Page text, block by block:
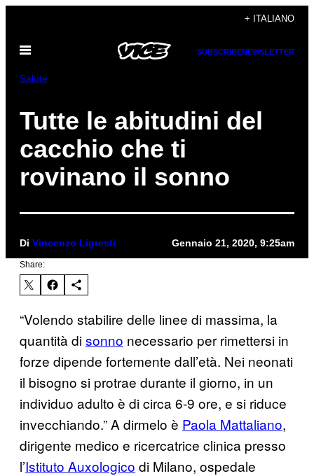
contenuto
+ ITALIANO
Apri
SUBSCRIBENEWSLETTER
Salute
Tutte le abitudini del
cacchio che ti
rovinano il sonno
Di Vincenzo Ligresti Gennaio 21, 2020, 9:25am
Share:
“Volendo stabilire delle linee di massima, la
quantità disonno necessario per rimettersi in
forze dipende fortemente dall’età. Nei neonati
il bisogno si protrae durante il giorno, in un
individuo adulto è di circa 6-9 ore, e si riduce
invecchiando.” A dirmelo è Paola Mattaliano,
dirigente medico e ricercatrice clinica presso
l’Istituto Auxologico di Milano, ospedale